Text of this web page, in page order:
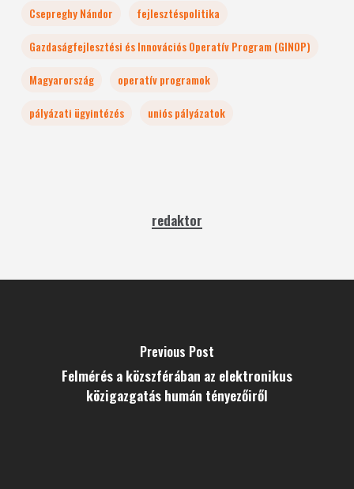
Csepreghy Nándor
fejlesztéspolitika
Gazdaságfejlesztési és Innovációs Operatív Program (GINOP)
Magyarország
operatív programok
pályázati ügyintézés
uniós pályázatok
redaktor
Previous Post
Felmérés a közszférában az elektronikus
közigazgatás humán tényezőiről